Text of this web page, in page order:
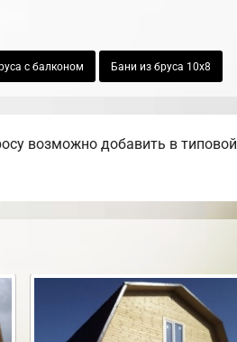
с балконом Бани из бруса 10х8
возможно добавить в типовой